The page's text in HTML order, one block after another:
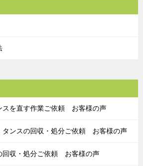
スを直す作業ご依頼 お客様の声
タンスの回収・処分ご依頼 お客様の声
回収・処分ご依頼 お客様の声